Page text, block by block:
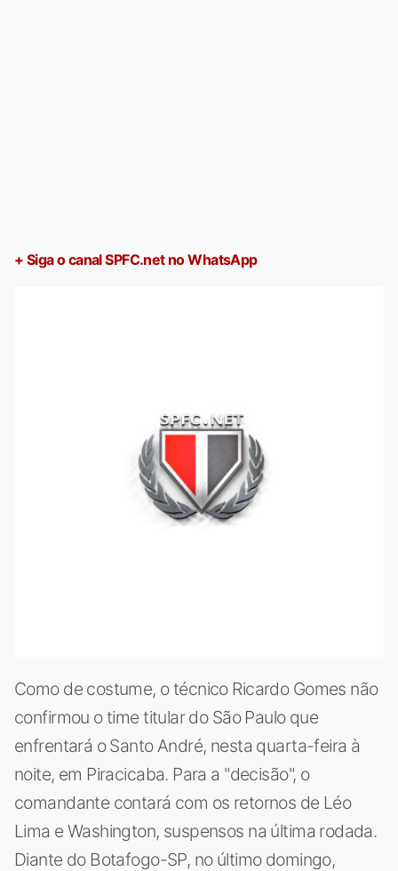
+ Siga o canal SPFC.net no WhatsApp
Como de costume, o técnico Ricardo Gomes não
confirmou o time titular do São Paulo que
enfrentará o Santo André, nesta quarta-feira à
noite, em Piracicaba. Para a "decisão", o
comandante contará com os retornos de Léo
Lima e Washington, suspensos na última rodada.
Diante do Botafogo-SP, no último domingo,